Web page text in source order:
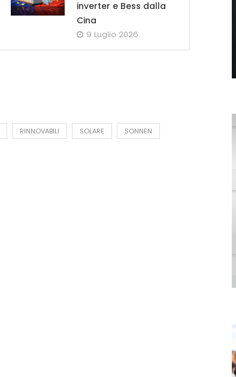
inverter e Bess dalla
Cina
9 Luglio 2026
RINNOVABILI SOLARE SONNEN